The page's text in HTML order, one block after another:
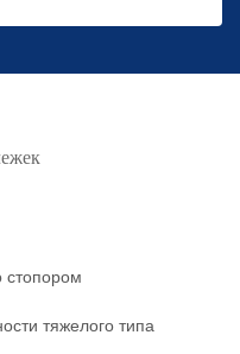
стопором
тяжелого типа